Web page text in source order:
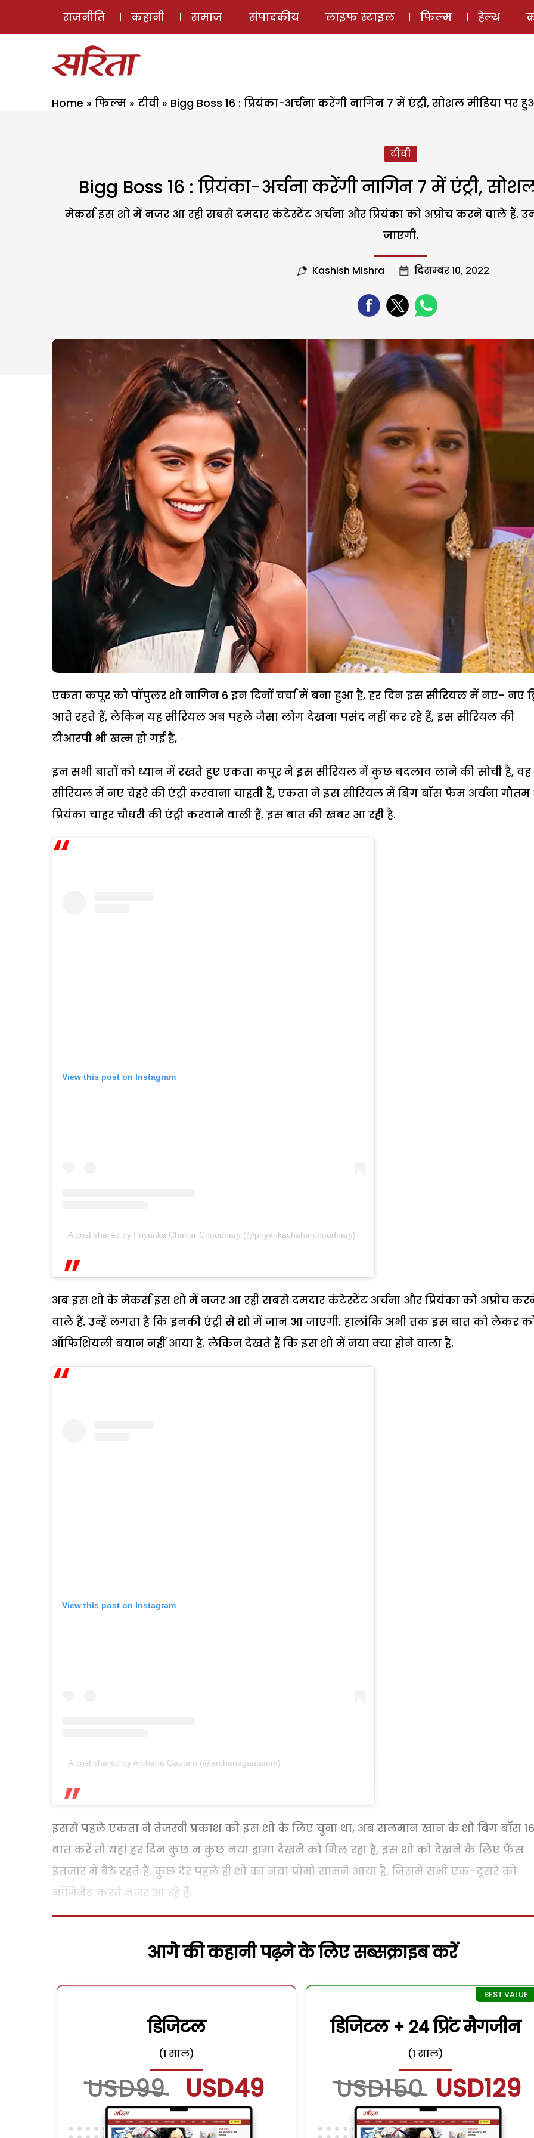
ई-मैगज़ीन
राजनीति कहानी समाज संपादकीय लाइफ स्टाइल फिल्म हेल्थ
Home » फिल्म » टीवी » Bigg Boss 16 : प्रियंका-अर्चना करेंगी नागिन 7 में एंट्री, सोशल मीडिया पर
टीवी
Bigg Boss 16 : प्रियंका-अर्चना करेंगी नागिन 7 में एंट्री,
मेकर्स इस शो में नजर आ रही सबसे दमदार कंटेस्टेंट अर्चना और प्रियंका को अप्रोच करने वाले हैं.
जाएगी.
Kashish Mishra दिसम्बर 10, 2022
एकता कपूर को पॉपुलर शो नागिन 6 इन दिनों चर्चा में बना हुआ है, हर दिन इस सीरियल में नए- नए
आते रहते हैं, लेकिन यह सीरियल अब पहले जैसा लोग देखना पसंद नहीं कर रहे हैं, इस सीरियल की
टीआरपी भी खत्म हो गई है,
इन सभी बातों को ध्यान में रखते हुए एकता कपूर ने इस सीरियल में कुछ बदलाव लाने की सोची है,
सीरियल में नए चेहरे की एंट्री करवाना चाहती हैं, एकता ने इस सीरियल में बिग बॉस फेम अर्चना
प्रियंका चाहर चौधरी की एंट्री करवाने वाली हैं. इस बात की खबर आ रही है.
View this post on Instagram
A post shared by Priyanka Chahar Choudhary (@priyankachaharchoudhary)
अब इस शो के मेकर्स इस शो में नजर आ रही सबसे दमदार कंटेस्टेंट अर्चना और प्रियंका को अप्रोच
वाले हैं. उन्हें लगता है कि इनकी एंट्री से शो में जान आ जाएगी. हालांकि अभी तक इस बात को लेकर
ऑफिशियली बयान नहीं आया है. लेकिन देखते हैं कि इस शो में नया क्या होने वाला है.
View this post on Instagram
A post shared by Archana Gautam (@archanagautamm)
इससे पहले एकता ने तेजस्वी प्रकाश को इस शो के लिए चुना था, अब सलमान खान के शो बिग बॉस
बात करें तो यहां हर दिन कुछ न कुछ नया ड्रामा देखने को मिल रहा है, इस शो को देखने के लिए फैंस
इंतजार में बैठे रहते हैं. कुछ देर पहले ही शो का नया प्रोमो सामने आया है, जिसमें सभी एक-दूसरे को
नॉमिनेट करते नजर आ रहे हैं.
आगे की कहानी पढ़ने के लिए सब्सक्राइब करें
डिजिटल
(1 साल)
USD99 USD49
डिजिटल + 24 प्रिंट मैगजीन
(1 साल)
USD150 USD129